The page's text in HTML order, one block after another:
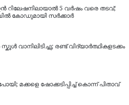
റിലേഷനിലായാൽ 5 വർഷം വരെ തടവ്;
കോഡുമായി സർക്കാർ
വാനിലിടിച്ചു; രണ്ട് വിദ്യാർത്ഥികളടക്കം
മക്കളെ ഷോക്കടിപ്പിച്ച് കൊന്ന് പിതാവ്